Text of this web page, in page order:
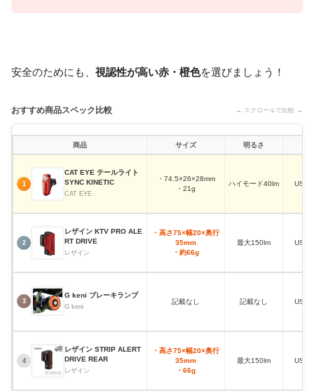
安全のためにも、 視認性が高い赤・橙色を選びましょう！
おすすめ商品スペック比較 ← スクロールで比較 →
商品 サイズ 明るさ
1
CAT EYE テールライト
SYNC KINETIC
CAT EYE
・74.5×26×28mm
・21g
ハイモード40lm USB
2
レザイン KTV PRO ALE
RT DRIVE
レザイン
・高さ75×幅20×奥行
35mm
・約66g
最大150lm USB
3
G keni ブレーキランプ
G keni
記載なし 記載なし USB
4
レザイン STRIP ALERT
DRIVE REAR
レザイン
・高さ75×幅20×奥行
35mm
・66g
最大150lm USB